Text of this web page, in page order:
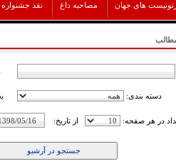
های جهان مصاحبه داغ نقد جشنواره
دسته بندی:
در هر صفحه: از تاریخ: